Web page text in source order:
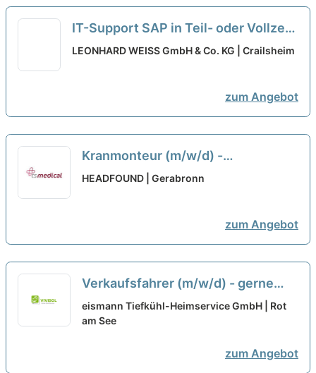
IT-Support SAP in Teil- oder Vollzeit
- auch für Quereinsteiger (m/w/d)
LEONHARD WEISS GmbH & Co. KG | Crailsheim
zum Angebot
Kranmonteur (m/w/d) -
Quereinsteiger Willkommen!
HEADFOUND | Gerabronn
zum Angebot
Verkaufsfahrer (m/w/d) - gerne
auch Quereinsteiger
eismann Tiefkühl-Heimservice GmbH | Rot
am See
zum Angebot